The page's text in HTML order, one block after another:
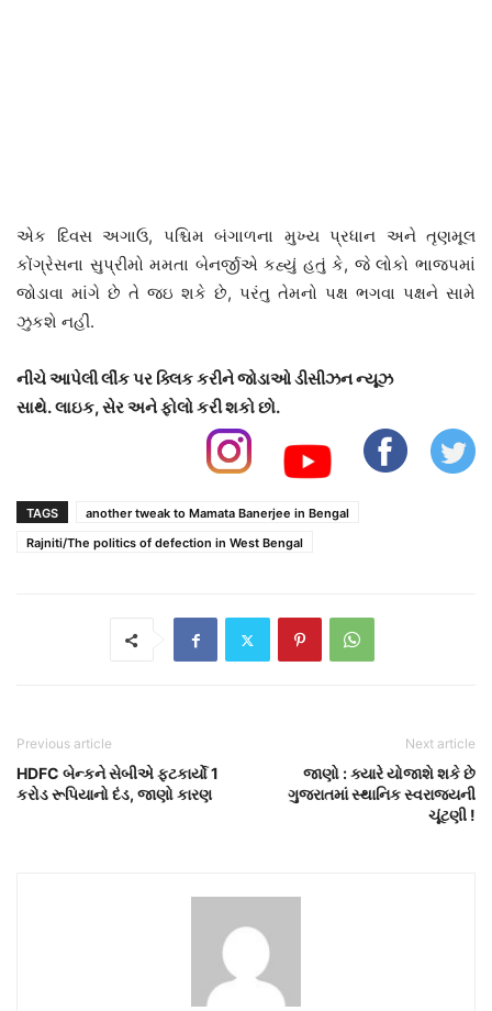
એક દિવસ અગાઉ, પશ્ચિમ બંગાળના મુખ્ય પ્રધાન અને તૃણમૂલ
કોંગ્રેસના સુપ્રીમો મમતા બેનર્જીએ કહ્યું હતું કે, જે લોકો ભાજપમાં
જોડાવા માંગે છે તે જઇ શકે છે, પરંતુ તેમનો પક્ષ ભગવા પક્ષને સામે
ઝુકશે નહીં.
નીચે આપેલી લીંક પર ક્લિક કરીને જોડાઓ ડીસીઝન ન્યૂઝ
સાથે.લાઇક, સેર અને ફોલો કરી શકો છો.
TAGS
another tweak to Mamata Banerjee in Bengal
Rajniti/The politics of defection in West Bengal
Previous article
HDFC બેન્કને સેબીએ ફટકાર્યો 1
કરોડ રૂપિયાનો દંડ, જાણો કારણ
Next article
જાણો : ક્યારે યોજાશે શકે છે
ગુજરાતમાં સ્થાનિક સ્વરાજ્યની
ચૂંટણી !